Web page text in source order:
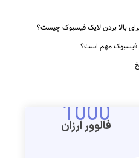
بالا بردن لایک فیسبوک چیست؟
فیسبوک مهم است؟
1000
فالوور ارزان